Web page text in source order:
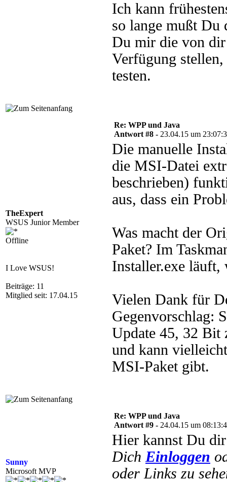
Ich kann
so lange mußt Du
Du mir die von dir
Verfügung
testen.
TheExpert
WSUS Junior Member
Offline
I Love WSUS!
Beiträge: 11
Mitglied seit: 17.04.15
Re: WPP und Java
Antwort #8 - 23.04.15 um
Die manuelle
die MSI-Datei
beschrieben)
aus, dass ein
Was macht der
Paket? Im
Installer.exe
Vielen Dank für
Gegenvorschlag:
Update 45, 32 Bit
und kann
MSI-Paket gibt.
Sunny
Microsoft MVP
Re: WPP und Java
Antwort #9 - 24.04.15 um
Hier kannst Du
Dich Einloggen
oder Links zu